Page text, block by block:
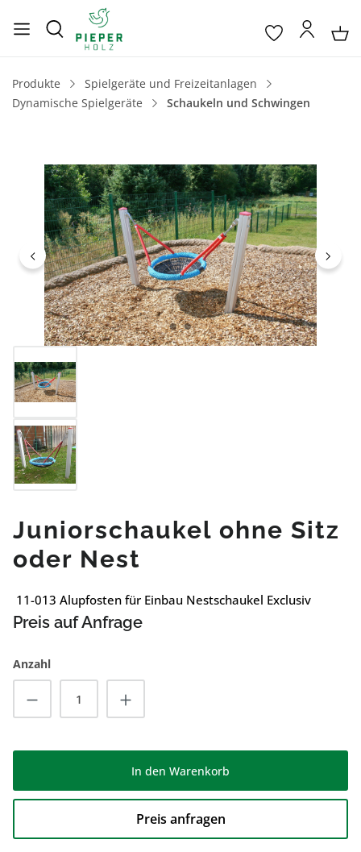
Produkte
Spielgeräte und Freizeitanlagen
Dynamische Spielgeräte
Schaukeln und Schwingen
Bildergalerie überspringen
Juniorschaukel ohne Sitz
oder Nest
11-013 Alupfosten für Einbau Nestschaukel Exclusiv
Preis auf Anfrage
Anzahl
Produkt Anzahl: Gib den gewünschten
In den Warenkorb
Preis anfragen